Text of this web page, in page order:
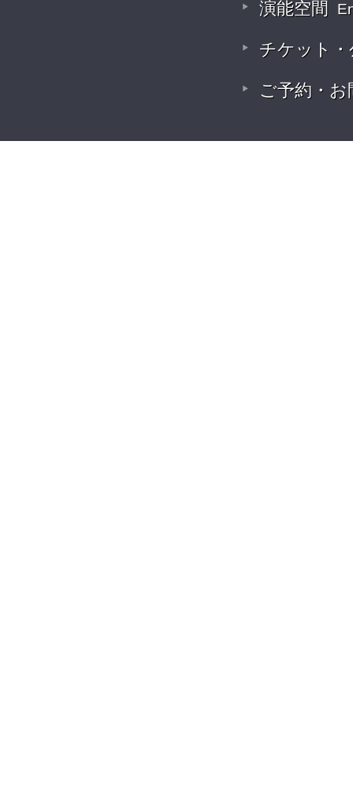
演能空間
チケット
ご予約・